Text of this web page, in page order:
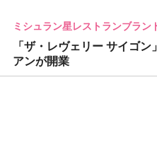
ミシュラン星レストランブラン
「ザ・レヴェリー サイゴ
アンが開業